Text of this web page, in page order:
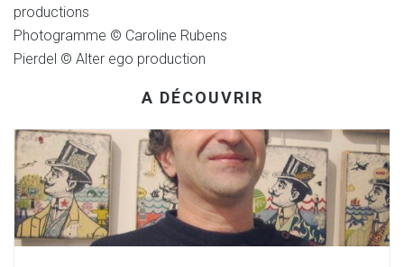
productions
Photogramme © Caroline Rubens
Pierdel © Alter ego production
A DÉCOUVRIR